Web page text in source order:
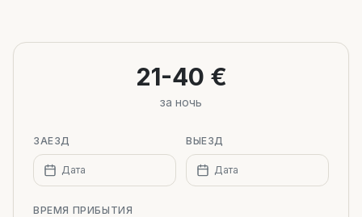
−
21-40 €
за ночь
ЗАЕЗД
Дата
ВЫЕЗД
Дата
ВРЕМЯ ПРИБЫТИЯ